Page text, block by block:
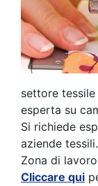
settore
esperta su
Si richiede
aziende tessili.
Zona di
Cliccare qui